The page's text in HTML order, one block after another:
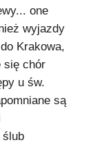
one
wyjazdy
Krakowa,
się chór
u św.
są